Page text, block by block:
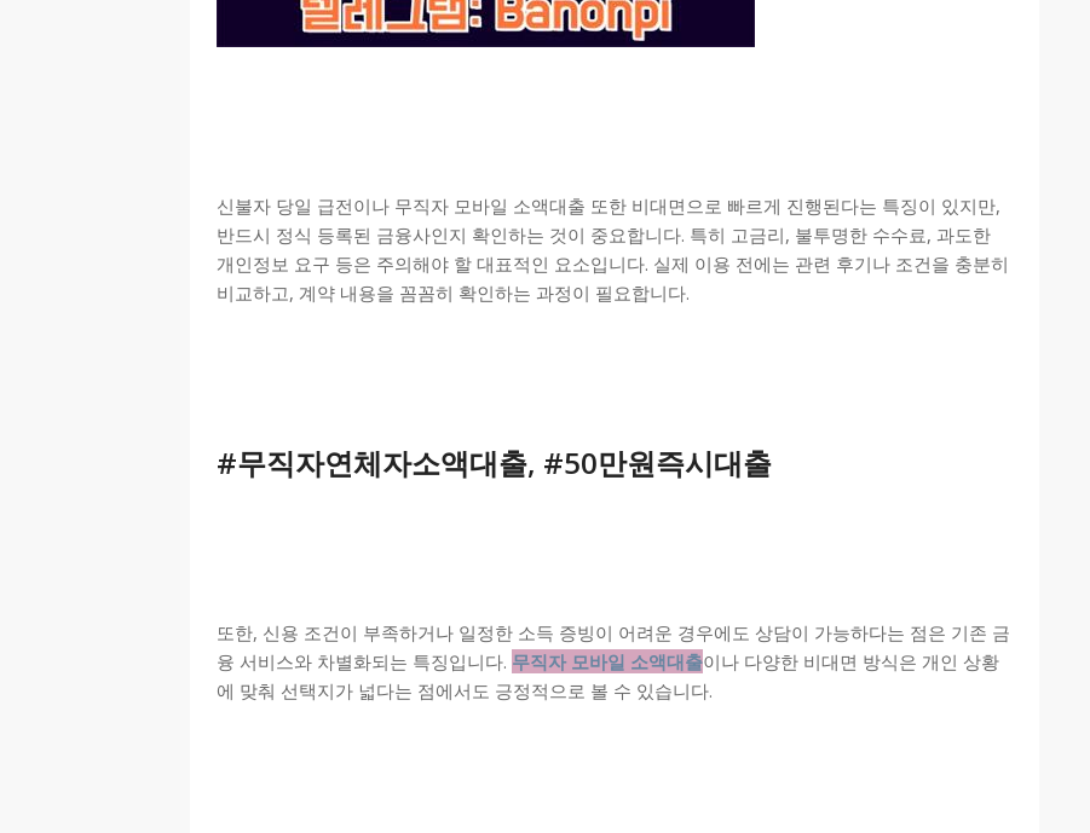
신불자 당일 급전이나 무직자 모바일 소액대출 또한 비대면으로 빠르게 진행된다는 특징이 있지만,
반드시 정식 등록된 금융사인지 확인하는 것이 중요합니다. 특히 고금리, 불투명한 수수료, 과도한
개인정보 요구 등은 주의해야 할 대표적인 요소입니다. 실제 이용 전에는 관련 후기나 조건을 충분히
비교하고, 계약 내용을 꼼꼼히 확인하는 과정이 필요합니다.
#무직자연체자소액대출, #50만원즉시대출
또한, 신용 조건이 부족하거나 일정한 소득 증빙이 어려운 경우에도 상담이 가능하다는 점은 기존 금
융 서비스와 차별화되는 특징입니다. 무직자 모바일 소액대출이나 다양한 비대면 방식은 개인 상황
에 맞춰 선택지가 넓다는 점에서도 긍정적으로 볼 수 있습니다.